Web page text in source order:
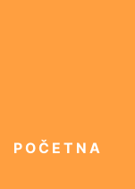
POČETNA